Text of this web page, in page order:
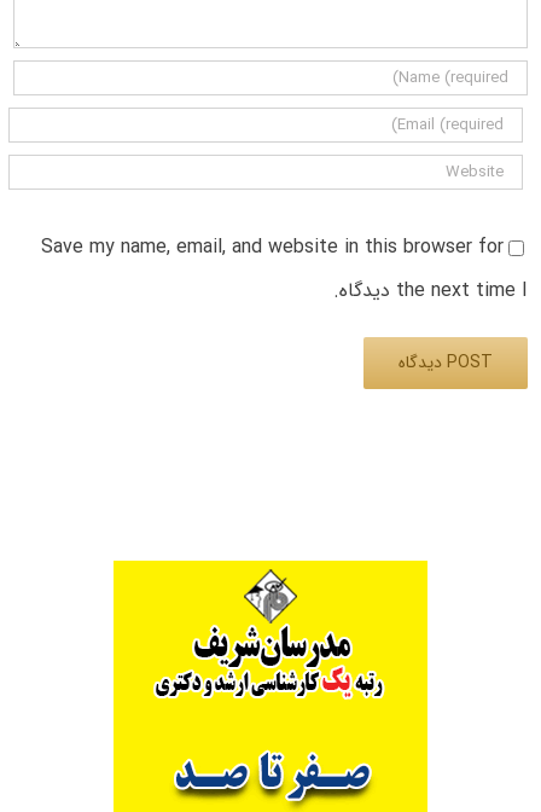
Save my name, email, and website in this browser for
the next time I دیدگاه.